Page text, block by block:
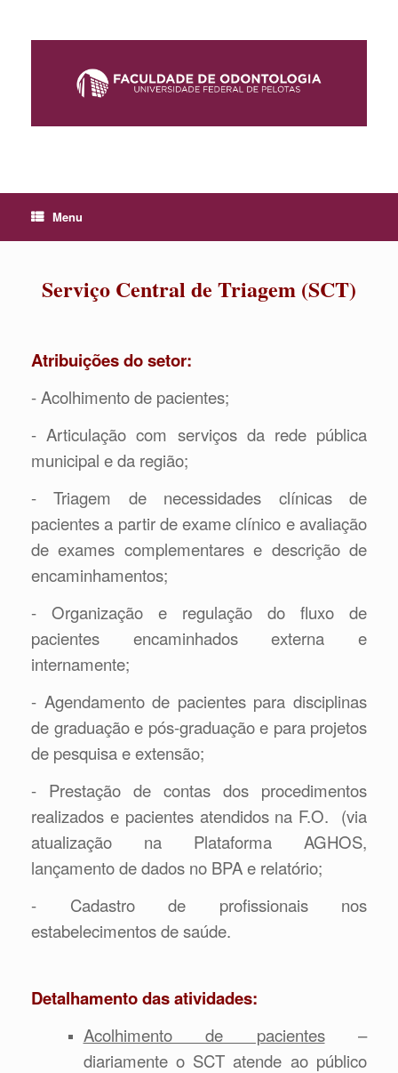
content
Menu
Serviço Central de Triagem (SCT)
Atribuições do setor:
- Acolhimento de pacientes;
- Articulação com serviços da rede pública
municipal e da região;
- Triagem de necessidades clínicas de
pacientes a partir de exame clínico e avaliação
de exames complementares e descrição de
encaminhamentos;
- Organização e regulação do fluxo de
pacientes encaminhados externa e
internamente;
- Agendamento de pacientes para disciplinas
de graduação e pós-graduação e para projetos
de pesquisa e extensão;
- Prestação de contas dos procedimentos
realizados e pacientes atendidos na F.O. (via
atualização na Plataforma AGHOS,
lançamento de dados no BPA e relatório;
- Cadastro de profissionais nos
estabelecimentos de saúde.
Detalhamento das atividades:
Acolhimento de pacientes–
diariamente o SCT atende ao público